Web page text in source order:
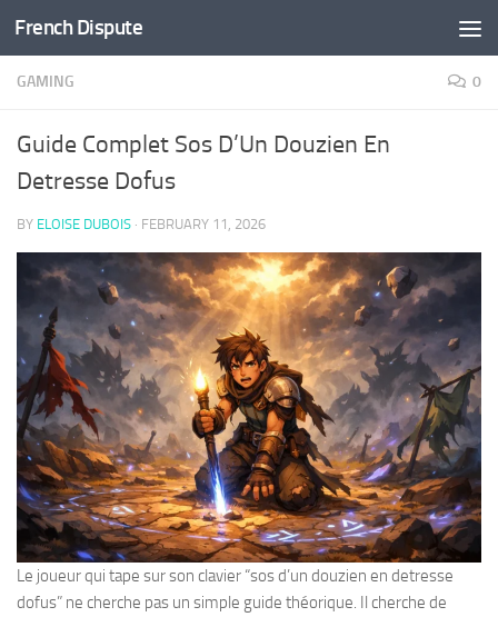
Skip to content
French Dispute
GAMING 0
Guide Complet Sos D’Un Douzien En
Detresse Dofus
BY ELOISE DUBOIS · FEBRUARY 11, 2026
Le joueur qui tape sur son clavier “sos d’un douzien en detresse
dofus” ne cherche pas un simple guide théorique. Il cherche de